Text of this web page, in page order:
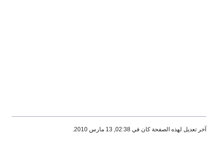
آخر تعديل لهذه الصفحة كان في 02:38, 13 مارس 2010.